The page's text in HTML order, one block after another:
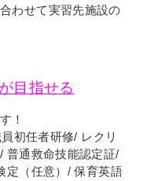
わせて実習先施設の
目指せる
！
初任者研修/ レクリ
普通救命技能認定証/
定（任意）/ 保育英語